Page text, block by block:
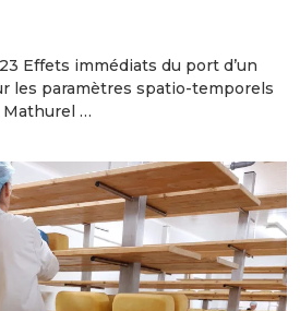
Effets immédiats du port d’un
les paramètres spatio-temporels
Mathurel …